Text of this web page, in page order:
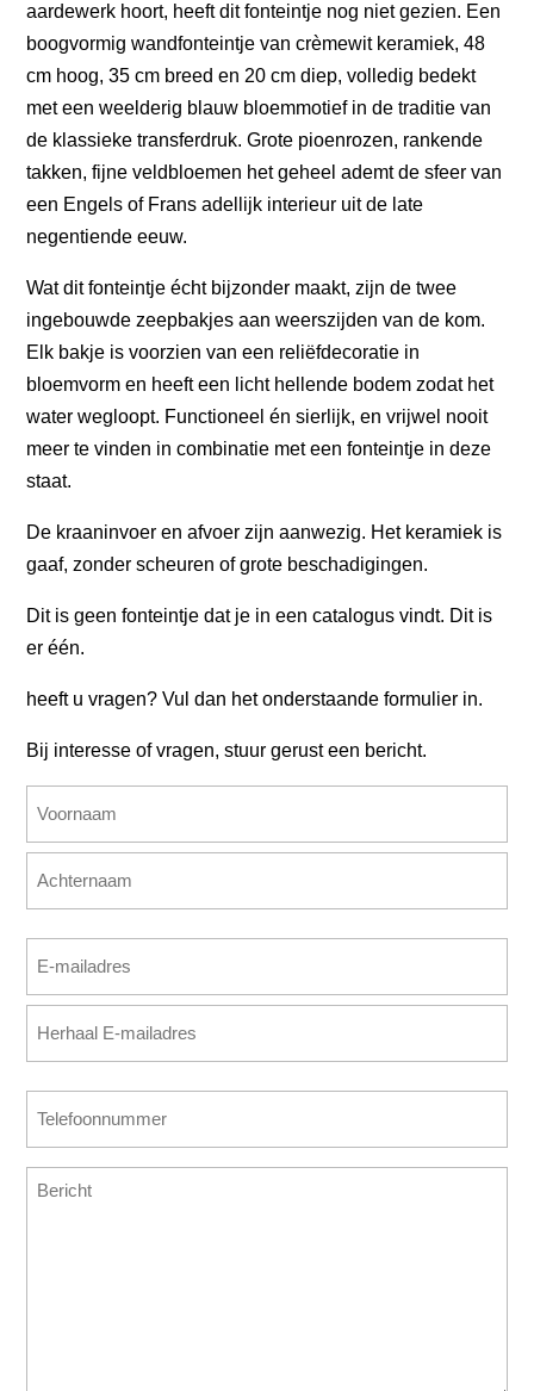
aardewerk hoort, heeft dit fonteintje nog niet gezien. Een
boogvormig wandfonteintje van crèmewit keramiek, 48
cm hoog, 35 cm breed en 20 cm diep, volledig bedekt
met een weelderig blauw bloemmotief in de traditie van
de klassieke transferdruk. Grote pioenrozen, rankende
takken, fijne veldbloemen het geheel ademt de sfeer van
een Engels of Frans adellijk interieur uit de late
negentiende eeuw.
Wat dit fonteintje écht bijzonder maakt, zijn de twee
ingebouwde zeepbakjes aan weerszijden van de kom.
Elk bakje is voorzien van een reliëfdecoratie in
bloemvorm en heeft een licht hellende bodem zodat het
water wegloopt. Functioneel én sierlijk, en vrijwel nooit
meer te vinden in combinatie met een fonteintje in deze
staat.
De kraaninvoer en afvoer zijn aanwezig. Het keramiek is
gaaf, zonder scheuren of grote beschadigingen.
Dit is geen fonteintje dat je in een catalogus vindt. Dit is
er één.
heeft u vragen? Vul dan het onderstaande formulier in.
Bij interesse of vragen, stuur gerust een bericht.
mailadres
bevestigen
Bericht